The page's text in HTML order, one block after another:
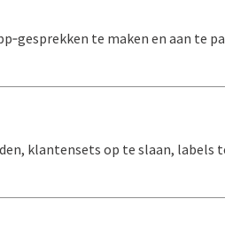
te maken en aan te
klantensets op te slaan,